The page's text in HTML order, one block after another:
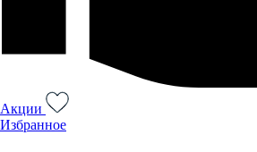
Акции
Избранное